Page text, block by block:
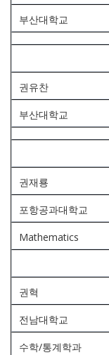
부산대학교
권유찬
부산대학교
권재룡
포항공과대학교
Mathematics
권혁
전남대학교
수학/통계학과